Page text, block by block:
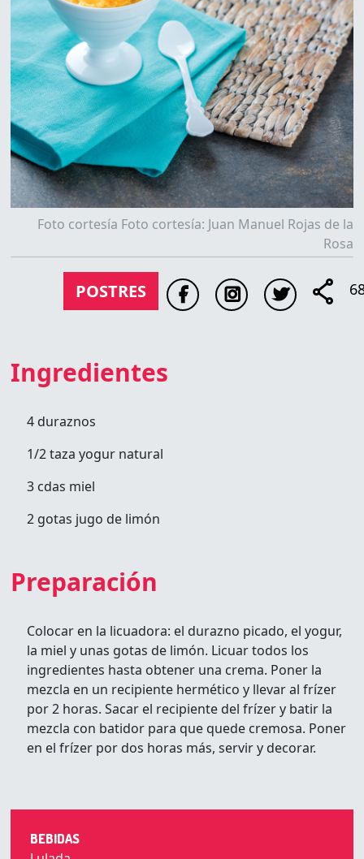
Foto cortesía Foto cortesía: Juan Manuel Rojas de la
Rosa
POSTRES
Ingredientes
4 duraznos
1/2 taza yogur natural
3 cdas miel
2 gotas jugo de limón
Preparación
Colocar en la licuadora: el durazno picado, el yogur,
la miel y unas gotas de limón. Licuar todos los
ingredientes hasta obtener una crema. Poner la
mezcla en un recipiente hermético y llevar al frízer
por 2 horas. Sacar el recipiente del frízer y batir la
mezcla con batidor para que quede cremosa. Poner
en el frízer por dos horas más, servir y decorar.
BEBIDAS